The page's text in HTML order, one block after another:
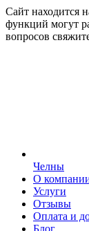
Сайт находится
функций могут
вопросов
Челны
О
Услуги
Отзывы
Оплата и
Блог